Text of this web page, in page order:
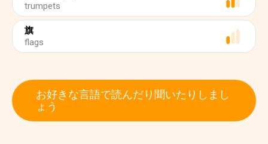
trumpets
旗
flags
お好きな言語で読んだり聞いたりしまし
ょう